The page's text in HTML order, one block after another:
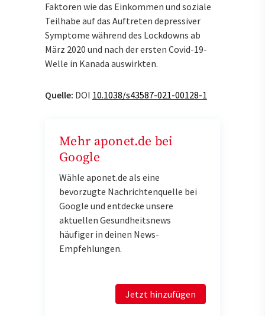
Faktoren wie das Einkommen und soziale
Teilhabe auf das Auftreten depressiver
Symptome während des Lockdowns ab
März 2020 und nach der ersten Covid-19-
Welle in Kanada auswirkten.
Quelle: DOI 10.1038/s43587-021-00128-1
Mehr aponet.de bei
Google
Wähle aponet.de als eine
bevorzugte Nachrichtenquelle bei
Google und entdecke unsere
aktuellen Gesundheitsnews
häufiger in deinen News-
Empfehlungen.
Jetzt hinzufügen